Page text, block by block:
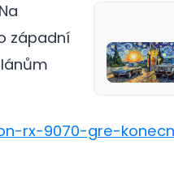
Na
západní
rx-9070-gre-